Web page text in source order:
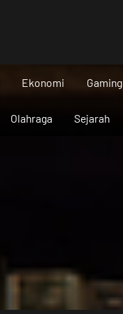
Ekonomi Gaming
Olahraga Sejarah